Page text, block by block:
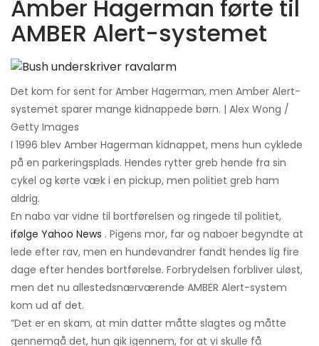
Amber Hagerman førte til
AMBER Alert-systemet
Det kom for sent for Amber Hagerman, men Amber Alert-
systemet sparer mange kidnappede børn. | Alex Wong /
Getty Images
I 1996 blev Amber Hagerman kidnappet, mens hun cyklede
på en parkeringsplads. Hendes rytter greb hende fra sin
cykel og kørte væk i en pickup, men politiet greb ham
aldrig.
En nabo var vidne til bortførelsen og ringede til politiet,
ifølge Yahoo News . Pigens mor, far og naboer begyndte at
lede efter rav, men en hundevandrer fandt hendes lig fire
dage efter hendes bortførelse. Forbrydelsen forbliver uløst,
men det nu allestedsnærværende AMBER Alert-system
kom ud af det.
”Det er en skam, at min datter måtte slagtes og måtte
gennemgå det, hun gik igennem, for at vi skulle få